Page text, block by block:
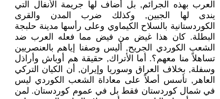
العرب بهذه الجرائم, بل أضاف لها جريمة الأنفال التي
يندى لها الجبين, وكذلك ضرب المدن والقرى
الكوردستانية بالسلاح الكيماوي وعلى رأسها مدينة حلبجة
البطلة. كان هذا غيض من فيض مما فعله العرب ضد
الشعب الكوردي الجريح, أليس وصفنا إياهم بالعنصريين
تساهلاً منا معهم؟. أما الأتراك, حقيقة هم أوباش وأراذل
وسفلة, بخلاف العراق وسوريا وإيران, أن الكيان التركي
العاهر, تأسس أصلاً على معاداة الشعب الكوردي ليس
في شمال كوردستان فقط بل في عموم كوردستان. لمن